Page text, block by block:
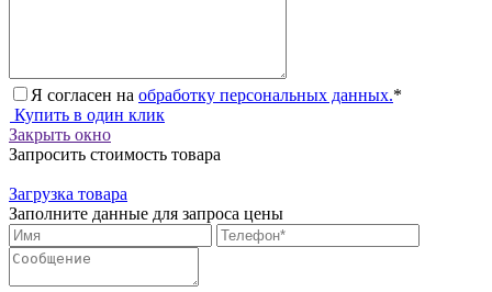
Я согласен на обработку персональных данных.*
Купить в один клик
Закрыть окно
Запросить стоимость товара
Загрузка товара
Заполните данные для запроса цены